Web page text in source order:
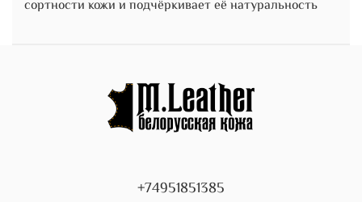
сортности кожи и подчёркивает её натуральность
+74951851385